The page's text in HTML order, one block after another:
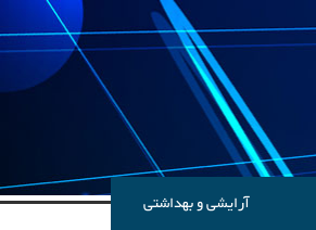
آرایشی و بهداشتی